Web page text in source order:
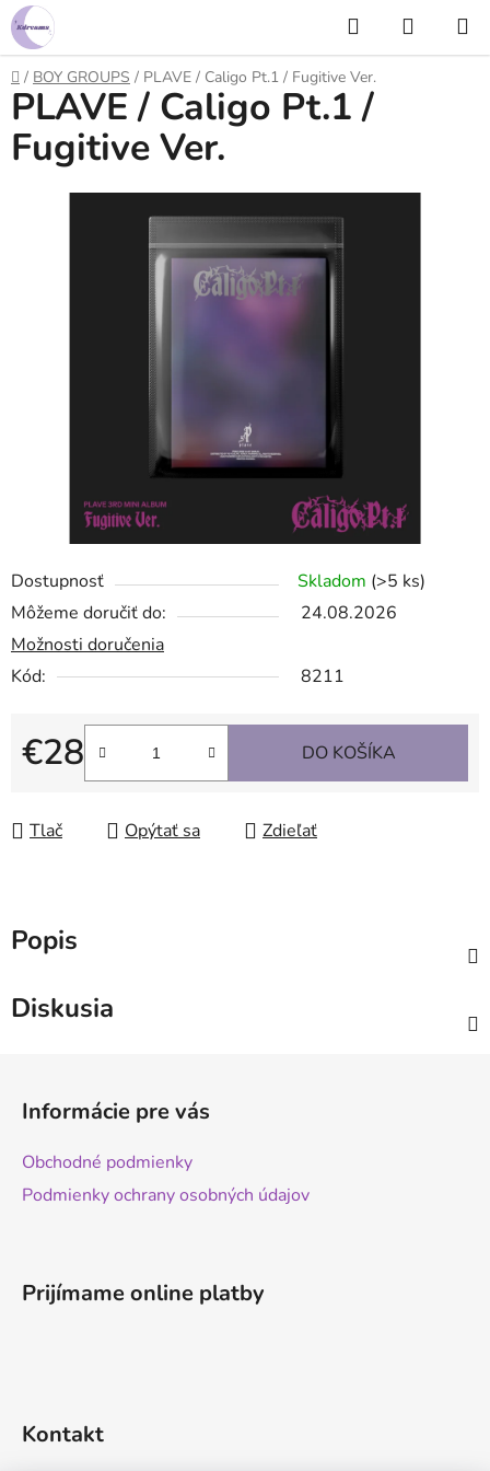
Prejsť
na
obsah
Hľadať
KOŠÍK
Domov
/ BOY GROUPS / PLAVE / Caligo Pt.1 / Fugitive Ver.
Dostupnosť Skladom (>5 ks)
Môžeme doručiť do:
24.08.2026
Možnosti doručenia
Kód:
8211
€28
Jednotková cena:
DO KOŠÍKA
Tlač Opýtať sa Zdieľať
PLAVE / Caligo Pt.1 /
Fugitive Ver.
Popis
Diskusia
Informácie pre vás
Obchodné podmienky
Podmienky ochrany osobných údajov
Prijímame online platby
Kontakt